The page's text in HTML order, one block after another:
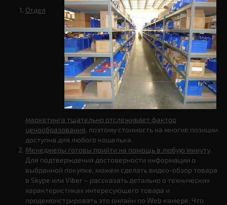
Отдел
маркетинга тщательно отслеживает фактор
ценообразования, поэтому стоимость на многие позиции
доступна для любого кошелька.
Менеджеры готовы прийти на помощь в любую минуту.
Для подтверждения достоверности информации о
выбранной покупке, можем сделать видео-обзор товара
в Skype или Viber – рассказать детально о технических
характеристиках интересующего товара и
продемонстрировать это онлайн по Web камере. Что